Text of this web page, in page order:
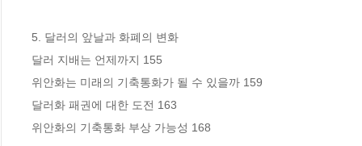
5. 달러의 앞날과 화폐의 변화
달러 지배는 언제까지 155
위안화는 미래의 기축통화가 될 수 있을까 159
달러화 패권에 대한 도전 163
위안화의 기축통화 부상 가능성 168